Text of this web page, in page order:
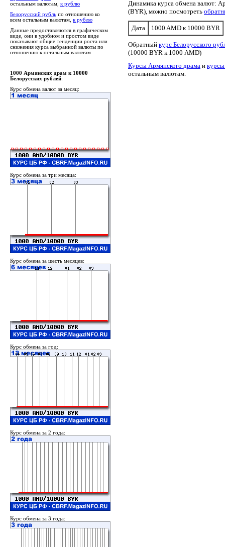
остальным валютам, к рублю
Белорусский рубль по отношению ко
всем остальным валютам, к рублю
Данные предоставляются в графическом
виде, они в удобном и простом виде
показывают общие тенденции роста или
снижения курса выбранной валюты по
отношению к остальным валютам.
Динамика курса обмена валют:
(BYR), можно посмотреть
Дата 1000 AMD к 10000 BYR
Обратный курс Белорусского
(10000 BYR к 1000 AMD)
Курсы Армянского драма и курсы
остальным валютам.
1000 Армянских драм к 10000
Белорусских рублей:
Курс обмена валют за месяц:
Курс обмена за три месяца:
Курс обмена за шесть месяцев:
Курс обмена за год:
Курс обмена за 2 года:
Курс обмена за 3 года: